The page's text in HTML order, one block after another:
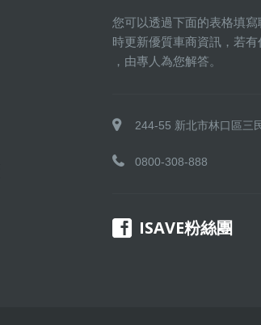
您可以透過下面的表格填
時更新優質車商資訊，若
，由專人為您解答。
244-55 新北市林口區三
0800-308-888
ISAVE粉絲團